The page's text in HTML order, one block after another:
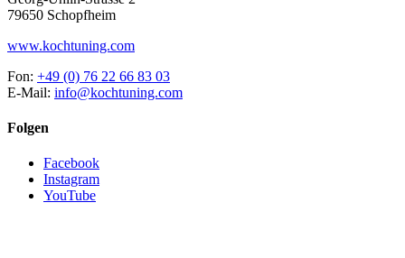
79650 Schopfheim
www.kochtuning.com
Fon: +49 (0) 76 22 66 83 03
E-Mail: info@kochtuning.com
Folgen
Facebook
Instagram
YouTube